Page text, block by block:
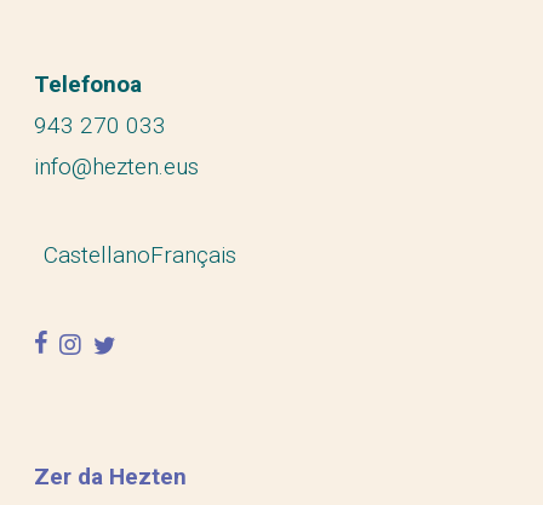
Telefonoa
943 270 033
info@hezten.eus
CastellanoFrançais
facebook
instagram
twitter
Zer da Hezten